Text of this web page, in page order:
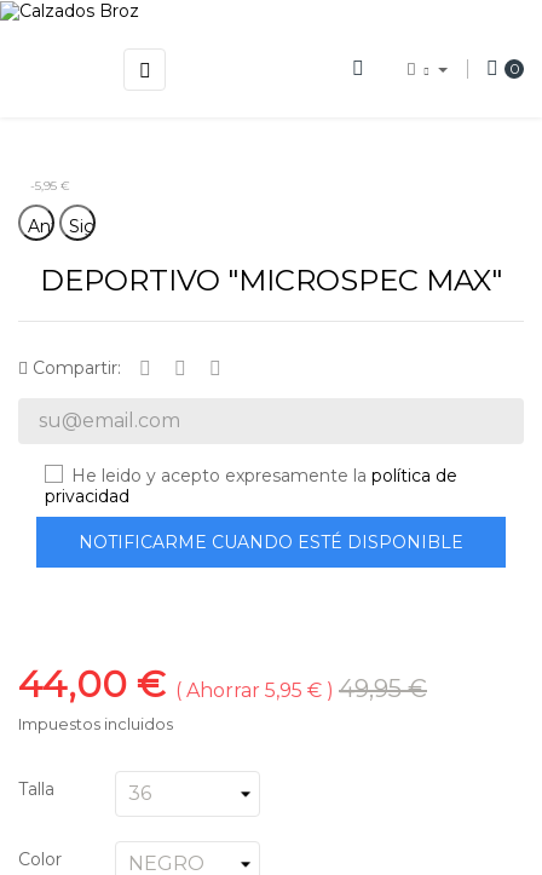
Navegación
de
☰ 0
-5,95 €
AnteriorSiguiente
DEPORTIVO "MICROSPEC MAX"
Compartir:
He leido y acepto expresamente lapolítica de
privacidad
NOTIFICARME CUANDO ESTÉ DISPONIBLE
44,00 € Ahorrar 5,95 € 49,95 €
Impuestos incluidos
Talla
Color